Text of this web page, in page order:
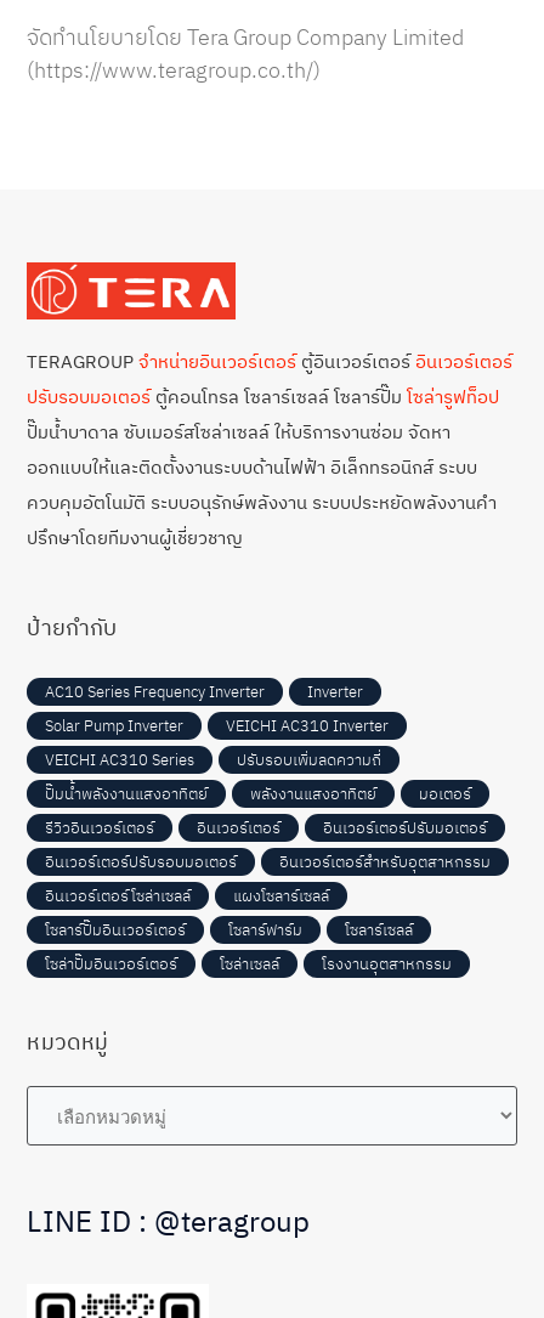
จัดทำนโยบายโดย Tera Group Company Limited
(https://www.teragroup.co.th/)
TERAGROUPจำหน่ายอินเวอร์เตอร์ตู้อินเวอร์เตอร์ อินเวอร์เตอร์
ปรับรอบมอเตอร์ตู้คอนโทรล โซลาร์เซลล์ โซลาร์ปั๊ม โซล่ารูฟท็อป
ปั๊มน้ำบาดาล ซับเมอร์สโซล่าเซลล์ ให้บริการงานซ่อม จัดหา
ออกแบบให้และติดตั้งงานระบบด้านไฟฟ้า อิเล็กทรอนิกส์ ระบบ
ควบคุมอัตโนมัติ ระบบอนุรักษ์พลังงาน ระบบประหยัดพลังงานคำ
ปรึกษาโดยทีมงานผู้เชี่ยวชาญ
ป้ายกำกับ
AC10 Series Frequency Inverter
Inverter
Solar Pump Inverter
VEICHI AC310 Inverter
VEICHI AC310 Series
ปรับรอบเพิ่มลดความถี่
ปั๊มน้ำพลังงานแสงอาทิตย์
พลังงานแสงอาทิตย์
มอเตอร์
รีวิวอินเวอร์เตอร์
อินเวอร์เตอร์
อินเวอร์เตอร์ปรับมอเตอร์
อินเวอร์เตอร์ปรับรอบมอเตอร์
อินเวอร์เตอร์สำหรับอุตสาหกรรม
อินเวอร์เตอร์โซล่าเซลล์
แผงโซลาร์เซลล์
โซลาร์ปั๊มอินเวอร์เตอร์
โซลาร์ฟาร์ม
โซลาร์เซลล์
โซล่าปั๊มอินเวอร์เตอร์
โซล่าเซลล์ โรงงานอุตสาหกรรม
หมวดหมู่
หมวด
LINE ID : @teragroup